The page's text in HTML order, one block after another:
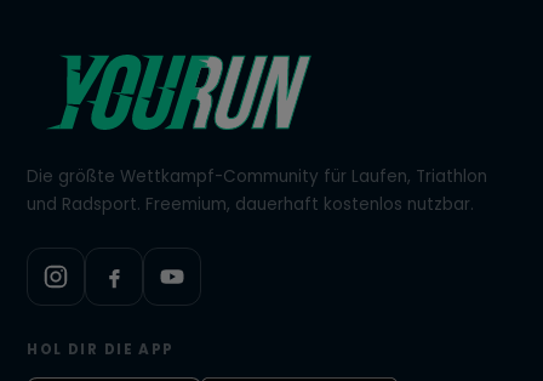
Die größte Wettkampf-Community für Laufen, Triathlon
und Radsport. Freemium, dauerhaft kostenlos nutzbar.
HOL DIR DIE APP